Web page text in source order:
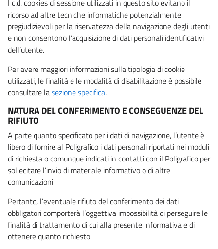
I c.d. cookies di sessione utilizzati in questo sito evitano il
ricorso ad altre tecniche informatiche potenzialmente
pregiudizievoli per la riservatezza della navigazione degli utenti
e non consentono l’acquisizione di dati personali identificativi
dell’utente.
Per avere maggiori informazioni sulla tipologia di cookie
utilizzati, le finalità e le modalità di disabilitazione è possibile
consultare lasezione specifica.
NATURA DEL CONFERIMENTO E CONSEGUENZE DEL
RIFIUTO
A parte quanto specificato per i dati di navigazione, l’utente è
libero di fornire al Poligrafico i dati personali riportati nei moduli
di richiesta o comunque indicati in contatti con il Poligrafico per
sollecitare l’invio di materiale informativo o di altre
comunicazioni.
Pertanto, l’eventuale rifiuto del conferimento dei dati
obbligatori comporterà l’oggettiva impossibilità di perseguire le
finalità di trattamento di cui alla presente Informativa e di
ottenere quanto richiesto.